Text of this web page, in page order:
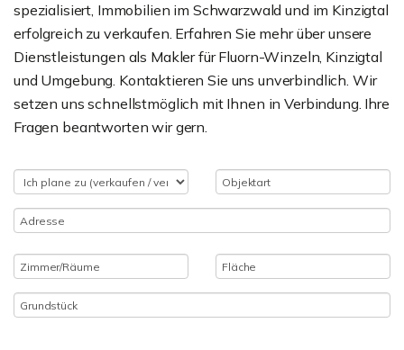
spezialisiert, Immobilien im Schwarzwald und im Kinzigtal
erfolgreich zu verkaufen. Erfahren Sie mehr über unsere
Dienstleistungen als Makler für Fluorn-Winzeln, Kinzigtal
und Umgebung. Kontaktieren Sie uns unverbindlich. Wir
setzen uns schnellstmöglich mit Ihnen in Verbindung. Ihre
Fragen beantworten wir gern.